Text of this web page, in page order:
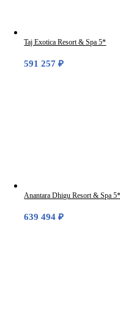
Taj Exotica Resort & Spa 5*
591 257₽
Anantara Dhigu Resort & Spa 5*
639 494₽